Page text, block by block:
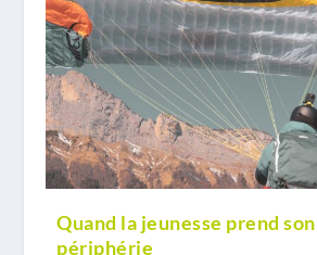
Quand la jeunesse prend
périphérie